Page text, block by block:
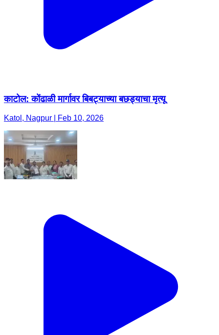
काटोल: कोंढाळी मार्गावर बिबट्याच्या बछड्याचा मृत्यू
Katol, Nagpur | Feb 10, 2026